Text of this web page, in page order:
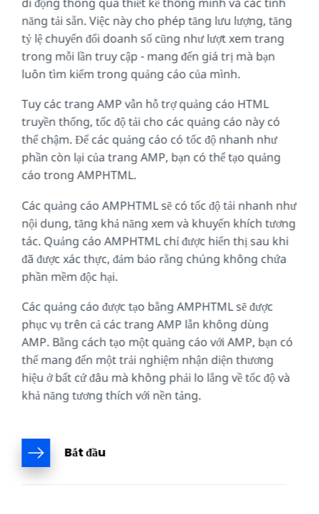
năng tải sẵn. Việc này cho phép tăng lưu lượng, tăng
tỷ lệ chuyển đổi doanh số cũng như lượt xem trang
trong mỗi lần truy cập - mang đến giá trị mà bạn
luôn tìm kiếm trong quảng cáo của mình.
Tuy các trang AMP vẫn hỗ trợ quảng cáo HTML
truyền thống, tốc độ tải cho các quảng cáo này có
thể chậm. Để các quảng cáo có tốc độ nhanh như
phần còn lại của trang AMP, bạn có thể tạo quảng
cáo trong AMPHTML.
Các quảng cáo AMPHTML sẽ có tốc độ tải nhanh như
nội dung, tăng khả năng xem và khuyến khích tương
tác. Quảng cáo AMPHTML chỉ được hiển thị sau khi
đã được xác thực, đảm bảo rằng chúng không chứa
phần mềm độc hại.
Các quảng cáo được tạo bằng AMPHTML sẽ được
phục vụ trên cả các trang AMP lẫn không dùng
AMP. Bằng cách tạo một quảng cáo với AMP, bạn có
thể mang đến một trải nghiệm nhận diện thương
hiệu ở bất cứ đâu mà không phải lo lắng về tốc độ và
khả năng tương thích với nền tảng.
Bắt đầu